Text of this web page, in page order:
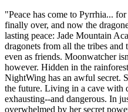
"Peace has come to Pyrrhia...
finally over, and now the
lasting peace: Jade Mountain
dragonets from all the tribes and
even as friends. Moonwatcher
however. Hidden in the
NightWing has an awful secret.
the future. Living in a cave with
exhausting--and dangerous. In
overwhelmed by her secret